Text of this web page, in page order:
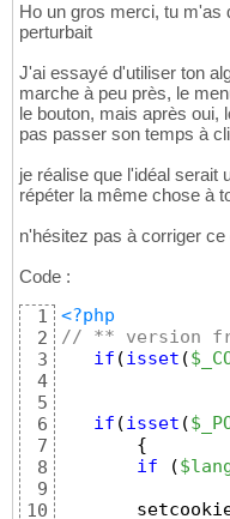
Ho un gros merci, tu m'as
perturbait
J'ai essayé d'utiliser ton
marche à peu près, le
le bouton, mais après oui,
pas passer son temps à
je réalise que l'idéal serait
répéter la même chose à
n'hésitez pas à corriger
Code :
1
2
3
4
5
6
7
8
9
10
<?php
// ** version
if (isset (
if (isset (
{
if
(